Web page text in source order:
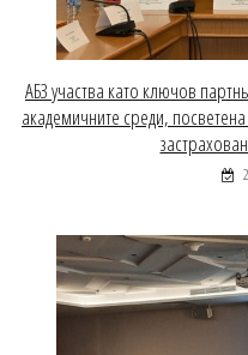
АБЗ участва като ключов
академичните среди,